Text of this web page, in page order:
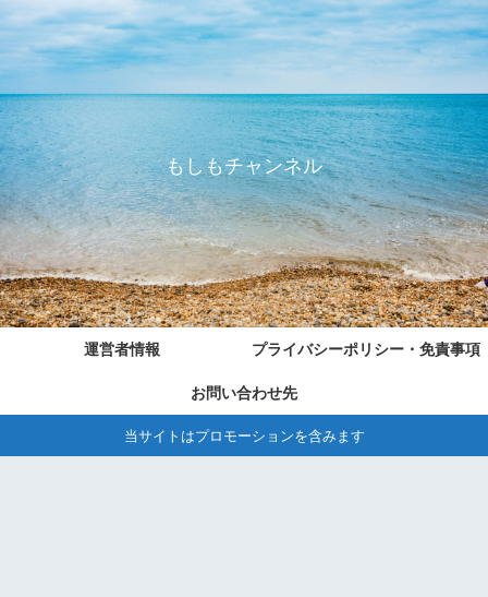
もしもチャンネル
運営者情報 プライバシーポリシー・免責事項
お問い合わせ先
当サイトはプロモーションを含みます